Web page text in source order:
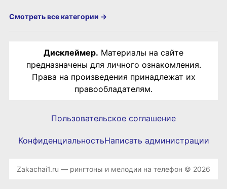
Смотреть все категории →
Дисклеймер. Материалы на сайте
предназначены для личного ознакомления.
Права на произведения принадлежат их
правообладателям.
Пользовательское соглашение
КонфиденциальностьНаписать администрации
Zakachai1.ru — рингтоны и мелодии на телефон © 2026